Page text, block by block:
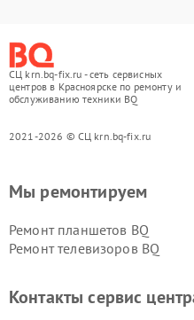
СЦ krn.bq-fix.ru - сеть сервисных
центров в Красноярске по ремонту и
обслуживанию техники BQ
2021-2026 © СЦ krn.bq-fix.ru
Мы ремонтируем
Ремонт планшетов BQ
Ремонт телевизоров BQ
Контакты сервис